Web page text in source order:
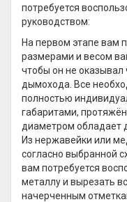
потребуется
руководством:
На первом этапе вам
размерами и весом
чтобы он не оказывал
дымохода. Все
полностью
габаритами,
диаметром обладает
Из нержавейки или
согласно выбранной
вам потребуется
металлу и вырезать
начерченным